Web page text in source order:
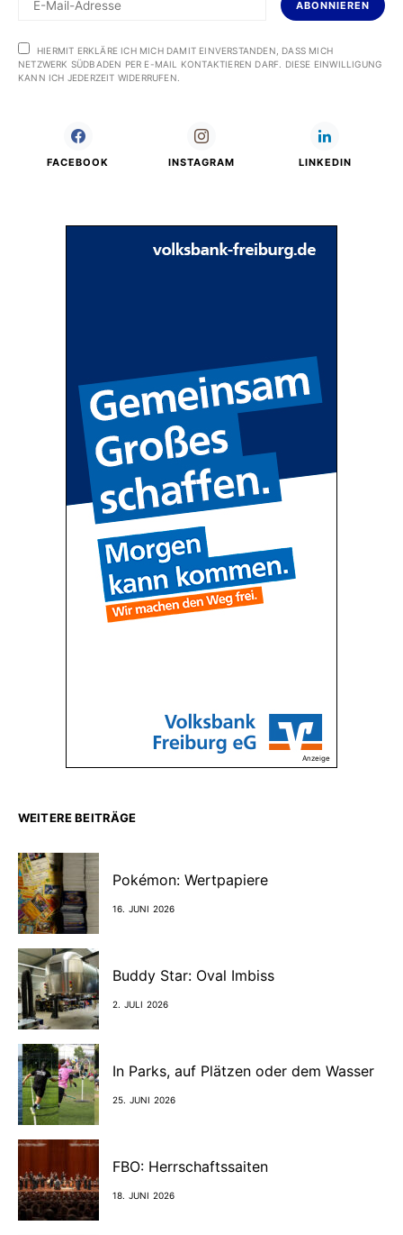
ABONNIEREN
HIERMIT ERKLÄRE ICH MICH DAMIT EINVERSTANDEN, DASS MICH
NETZWERK SÜDBADEN PER E-MAIL KONTAKTIEREN DARF. DIESE EINWILLIGUNG
KANN ICH JEDERZEIT WIDERRUFEN.
FACEBOOK INSTAGRAM LINKEDIN
Anzeige
WEITERE BEITRÄGE
Pokémon: Wertpapiere
16. JUNI 2026
Buddy Star: Oval Imbiss
2. JULI 2026
In Parks, auf Plätzen oder dem Wasser
25. JUNI 2026
FBO: Herrschaftssaiten
18. JUNI 2026